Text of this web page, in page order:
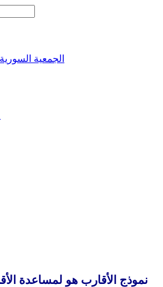
الجمعية
نموذج الأقارب هو لمساعدة